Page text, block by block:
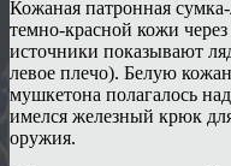
Кожаная патронная
темно-красной кожи
источники показывают
левое плечо). Белую
мушкетона полагалось
имелся железный крюк
оружия.